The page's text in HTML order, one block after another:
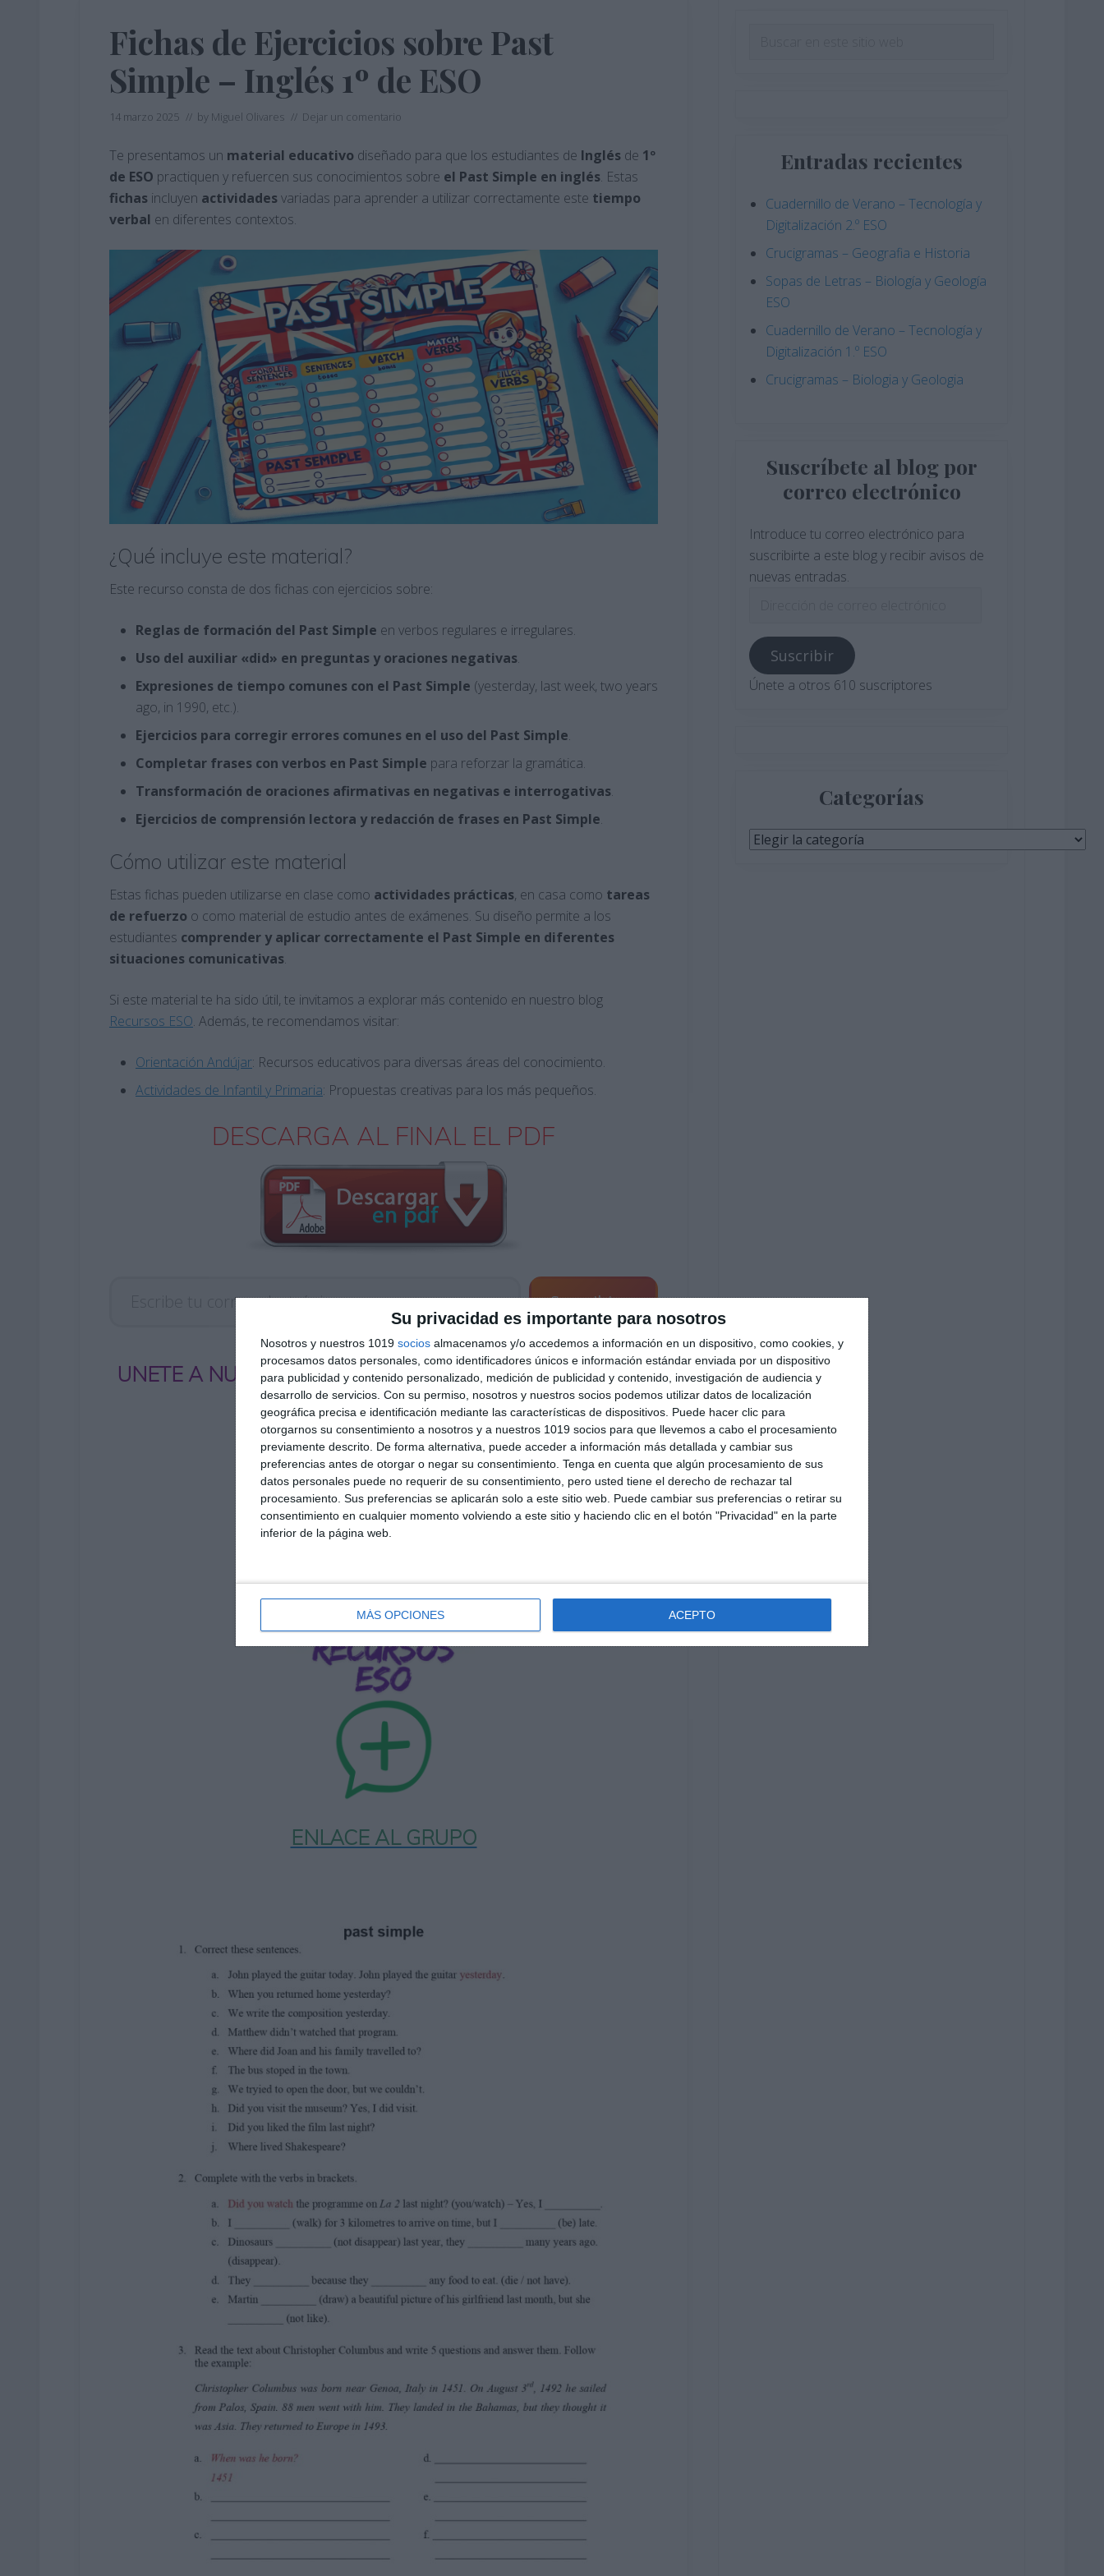
Su privacidad es importante para nosotros
Nosotros y nuestros 1019 socios almacenamos y/o accedemos a información en un dispositivo, como cookies, y
procesamos datos personales, como identificadores únicos e información estándar enviada por un dispositivo
para publicidad y contenido personalizado, medición de publicidad y contenido, investigación de audiencia y
desarrollo de servicios. Con su permiso, nosotros y nuestros socios podemos utilizar datos de localización
geográfica precisa e identificación mediante las características de dispositivos. Puede hacer clic para
otorgarnos su consentimiento a nosotros y a nuestros 1019 socios para que llevemos a cabo el procesamiento
previamente descrito. De forma alternativa, puede acceder a información más detallada y cambiar sus
preferencias antes de otorgar o negar su consentimiento. Tenga en cuenta que algún procesamiento de sus
datos personales puede no requerir de su consentimiento, pero usted tiene el derecho de rechazar tal
procesamiento. Sus preferencias se aplicarán solo a este sitio web. Puede cambiar sus preferencias o retirar su
consentimiento en cualquier momento volviendo a este sitio y haciendo clic en el botón "Privacidad" en la parte
inferior de la página web.
MÁS OPCIONES ACEPTO
Fichas de Ejercicios sobre Past
Simple – Inglés 1º de ESO
14 marzo 2025 // by Miguel Olivares // Dejar un comentario
Te presentamos un material educativo diseñado para que los estudiantes de Inglés de 1º
de ESO practiquen y refuercen sus conocimientos sobre el Past Simple en inglés. Estas
fichas incluyen actividadesvariadas para aprender a utilizar correctamente este tiempo
verbal en diferentes contextos.
¿Qué incluye este material?
Este recurso consta de dos fichas con ejercicios sobre:
Reglas de formación del Past Simple en verbos regulares e irregulares​.
Uso del auxiliar «did» en preguntas y oraciones negativas​.
Expresiones de tiempo comunes con el Past Simple (yesterday, last week, two years
ago, in 1990, etc.)​.
Ejercicios para corregir errores comunes en el uso del Past Simple​.
Completar frases con verbos en Past Simple para reforzar la gramática​.
Transformación de oraciones afirmativas en negativas e interrogativas​.
Ejercicios de comprensión lectora y redacción de frases en Past Simple​.
Cómo utilizar este material
Estas fichas pueden utilizarse en clase como actividades prácticas, en casa como tareas
de refuerzo o como material de estudio antes de exámenes. Su diseño permite a los
estudiantes comprender y aplicar correctamente el Past Simple en diferentes
situaciones comunicativas.
Si este material te ha sido útil, te invitamos a explorar más contenido en nuestro blog
Recursos ESO. Además, te recomendamos visitar:
Orientación Andújar: Recursos educativos para diversas áreas del conocimiento.
Actividades de Infantil y Primaria: Propuestas creativas para los más pequeños.
DESCARGA AL FINAL EL PDF
Suscribirse
Únete a otros 552 suscriptores
UNETE A NUESTRO GRUPO EXCLUSIVO DE WHATSAPP
ENLACE AL GRUPO
Entradas recientes
Cuadernillo de Verano – Tecnología y
Digitalización 2.º ESO
Crucigramas – Geografia e Historia
Sopas de Letras – Biología y Geología
ESO
Cuadernillo de Verano – Tecnología y
Digitalización 1.º ESO
Crucigramas – Biologia y Geologia
Suscríbete al blog por
correo electrónico
Introduce tu correo electrónico para
suscribirte a este blog y recibir avisos de
nuevas entradas.
correo
electrónico
Suscribir
Únete a otros 610 suscriptores
Categorías
Categorías